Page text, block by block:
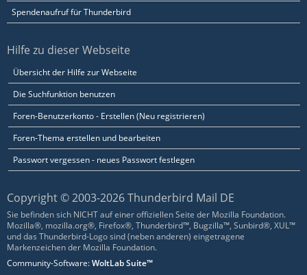
Spendenaufruf für Thunderbird
Hilfe zu dieser Webseite
Übersicht der Hilfe zur Webseite
Die Suchfunktion benutzen
Foren-Benutzerkonto - Erstellen (Neu registrieren)
Foren-Thema erstellen und bearbeiten
Passwort vergessen - neues Passwort festlegen
Copyright © 2003-2026 Thunderbird Mail DE
Sie befinden sich NICHT auf einer offiziellen Seite der Mozilla Foundation.
Mozilla®, mozilla.org®, Firefox®, Thunderbird™, Bugzilla™, Sunbird®, XUL™
und das Thunderbird-Logo sind (neben anderen) eingetragene
Markenzeichen der Mozilla Foundation.
Community-Software:WoltLab Suite™